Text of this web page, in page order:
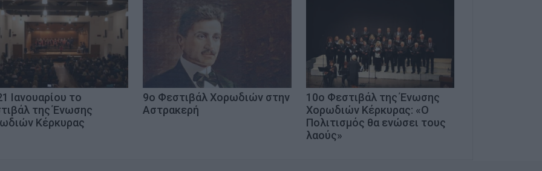
Ιανουαρίου το
της Ένωσης
Κέρκυρας
9ο Φεστιβάλ Χορωδιών στην
Αστρακερή
10ο Φεστιβάλ της Ένωσης
Χορωδιών Κέρκυρας: «Ο
Πολιτισμός θα ενώσει τους
λαούς»